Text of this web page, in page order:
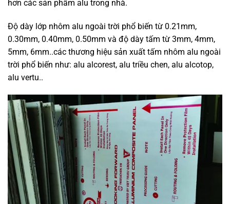
hơn các sản phẩm alu trong nhà.
Độ dày lớp nhôm alu ngoài trời phổ biến từ 0.21mm,
0.30mm, 0.40mm, 0.50mm và độ dày tấm từ 3mm, 4mm,
5mm, 6mm..các thương hiệu sản xuất tấm nhôm alu ngoài
trời phổ biến như: alu alcorest, alu triều chen, alu alcotop,
alu vertu..